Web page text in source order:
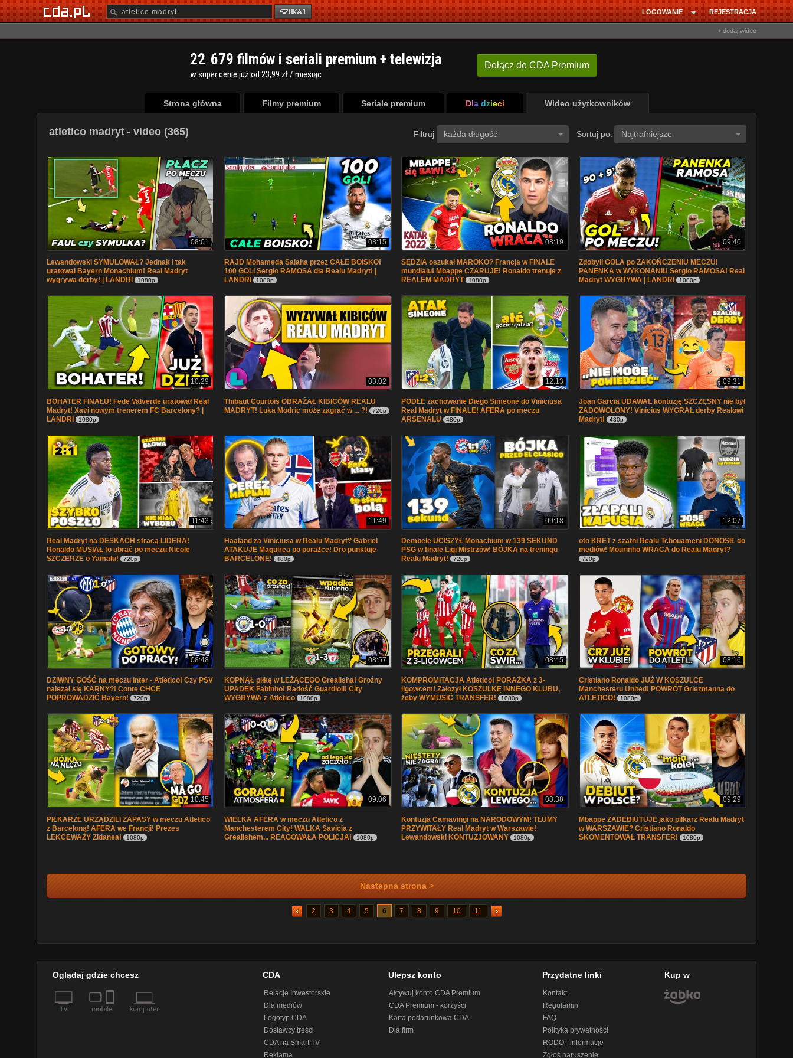
REJESTRACJA
LOGOWANIE
+ dodaj wideo
Dołącz do CDA Premium
22 679 filmów i seriali premium + telewizja
w super cenie już od 23,99 zł / miesiąc
Strona główna Filmy premium Seriale premium Dla dzieci Wideo użytkowników
atletico madryt - video (365) Filtruj każda długość Sortuj po: Najtrafniejsze
08:01
Lewandowski SYMULOWAŁ? Jednak i tak
uratował Bayern Monachium! Real Madryt
wygrywa derby! | LANDRI
1080p
08:15
RAJD Mohameda Salaha przez CAŁE BOISKO!
100 GOLI Sergio RAMOSA dla Realu Madryt! |
LANDRI
1080p
08:19
SĘDZIA oszukał MAROKO? Francja w FINALE
mundialu! Mbappe CZARUJE! Ronaldo trenuje z
REALEM MADRYT
1080p
09:40
Zdobyli GOLA po ZAKOŃCZENIU MECZU!
PANENKA w WYKONANIU Sergio RAMOSA! Real
Madryt WYGRYWA | LANDRI
1080p
10:29
BOHATER FINAŁU! Fede Valverde uratował Real
Madryt! Xavi nowym trenerem FC Barcelony? |
LANDRI
1080p
03:02
Thibaut Courtois OBRAŻAŁ KIBICÓW REALU
MADRYT! Luka Modric może zagrać w ... ?!
720p
12:13
PODŁE zachowanie Diego Simeone do Viniciusa
Real Madryt w FINALE! AFERA po meczu
ARSENALU
480p
09:31
Joan Garcia UDAWAŁ kontuzję SZCZĘSNY nie był
ZADOWOLONY! Vinicius WYGRAŁ derby Realowi
Madryt!
480p
11:43
Real Madryt na DESKACH stracą LIDERA!
Ronaldo MUSIAŁ to ubrać po meczu Nicole
SZCZERZE o Yamalu!
720p
11:49
Haaland za Viniciusa w Realu Madryt? Gabriel
ATAKUJE Maguirea po porażce! Dro punktuje
BARCELONE!
480p
09:18
Dembele UCISZYŁ Monachium w 139 SEKUND
PSG w finale Ligi Mistrzów! BÓJKA na treningu
Realu Madryt!
720p
12:07
oto KRET z szatni Realu Tchouameni DONOSIŁ do
mediów! Mourinho WRACA do Realu Madryt?
720p
08:48
DZIWNY GOŚĆ na meczu Inter - Atletico! Czy PSV
należał się KARNY?! Conte CHCE
POPROWADZIĆ Bayern!
720p
08:57
KOPNĄŁ piłkę w LEŻĄCEGO Grealisha! Groźny
UPADEK Fabinho! Radość Guardioli! City
WYGRYWA z Atletico
1080p
08:45
KOMPROMITACJA Atletico! PORAŻKA z 3-
ligowcem! Założył KOSZULKĘ INNEGO KLUBU,
żeby WYMUSIĆ TRANSFER!
1080p
08:16
Cristiano Ronaldo JUŻ W KOSZULCE
Manchesteru United! POWRÓT Griezmanna do
ATLETICO!
1080p
10:45
PIŁKARZE URZĄDZILI ZAPASY w meczu Atletico
z Barceloną! AFERA we Francji! Prezes
LEKCEWAŻY Zidanea!
1080p
09:06
WIELKA AFERA w meczu Atletico z
Manchesterem City! WALKA Savicia z
Grealishem... REAGOWAŁA POLICJA!
1080p
08:38
Kontuzja Camavingi na NARODOWYM! TŁUMY
PRZYWITAŁY Real Madryt w Warszawie!
Lewandowski KONTUZJOWANY
1080p
09:29
Mbappe ZADEBIUTUJE jako piłkarz Realu Madryt
w WARSZAWIE? Cristiano Ronaldo
SKOMENTOWAŁ TRANSFER!
1080p
Następna strona >
2 3 4 5 6 7 8 9 10 11
Oglądaj gdzie chcesz CDA
Relacje Inwestorskie
Dla mediów
Logotyp CDA
Dostawcy treści
CDA na Smart TV
Reklama
Ulepsz konto
Aktywuj konto CDA Premium
CDA Premium - korzyści
Karta podarunkowa CDA
Dla firm
Przydatne linki
Kontakt
Regulamin
FAQ
Polityka prywatności
RODO - informacje
Zgłoś naruszenie
Kup w